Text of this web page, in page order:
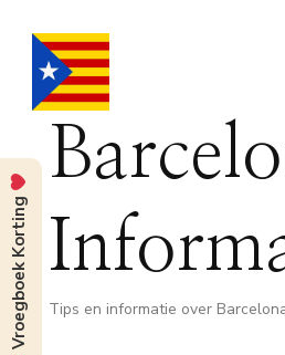
Tips en informatie over
Vroegboek Korting